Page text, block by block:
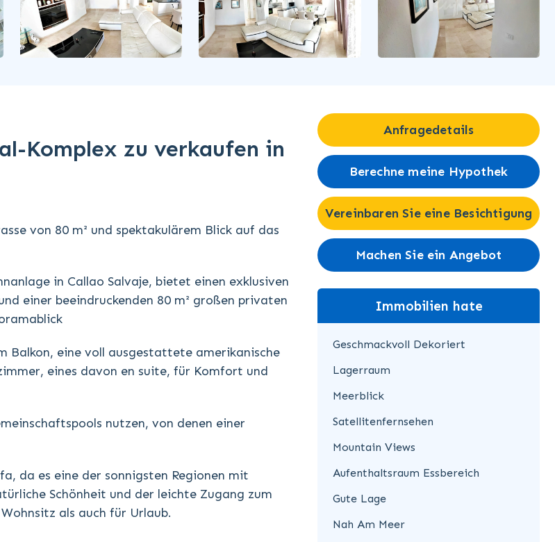
Komplex zu verkaufen in
von 80 m² und spektakulärem Blick auf das
in Callao Salvaje, bietet einen exklusiven
einer beeindruckenden 80 m² großen privaten
Balkon, eine voll ausgestattete amerikanische
eines davon en suite, für Komfort und
nutzen, von denen einer
da es eine der sonnigsten Regionen mit
Schönheit und der leichte Zugang zum
als auch für Urlaub.
Anfragedetails
Berechne meine Hypothek
Vereinbaren Sie eine Besichtigung
Machen Sie ein Angebot
Immobilien hate
Geschmackvoll Dekoriert
Lagerraum
Meerblick
Satellitenfernsehen
Mountain Views
Aufenthaltsraum Essbereich
Gute Lage
Nah Am Meer